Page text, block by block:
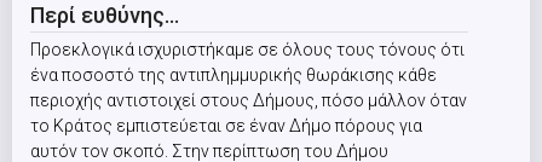
Περί ευθύνης…
Προεκλογικά ισχυριστήκαμε σε όλους τους τόνους ότι
ένα ποσοστό της αντιπλημμυρικής θωράκισης κάθε
περιοχής αντιστοιχεί στους Δήμους, πόσο μάλλον όταν
το Κράτος εμπιστεύεται σε έναν Δήμο πόρους για
αυτόν τον σκοπό. Στην περίπτωση του Δήμου